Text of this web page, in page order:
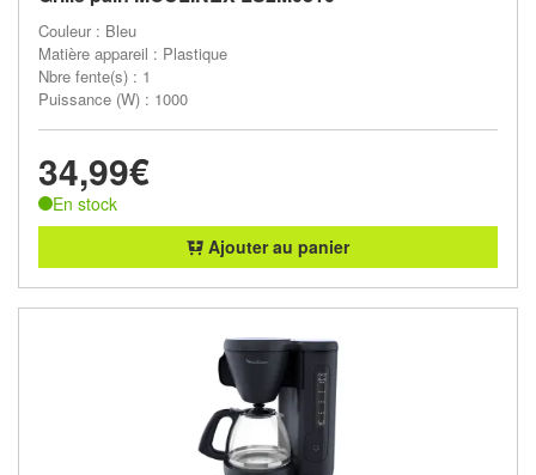
Couleur : Bleu
Matière appareil : Plastique
Nbre fente(s) : 1
Puissance (W) : 1000
34,99€
En stock
Ajouter au panier